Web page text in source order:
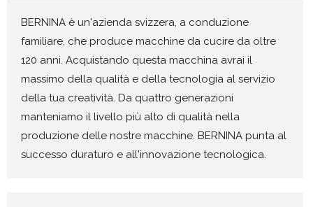
BERNINA è un'azienda svizzera, a conduzione
familiare, che produce macchine da cucire da oltre
120 anni. Acquistando questa macchina avrai il
massimo della qualità e della tecnologia al servizio
della tua creatività. Da quattro generazioni
manteniamo il livello più alto di qualità nella
produzione delle nostre macchine. BERNINA punta al
successo duraturo e all'innovazione tecnologica.